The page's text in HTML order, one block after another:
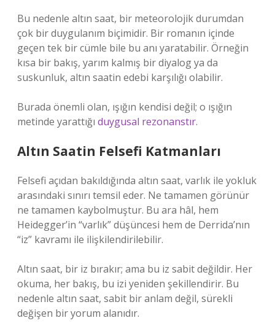
Bu nedenle altın saat, bir meteorolojik durumdan
çok bir duygulanım biçimidir. Bir romanın içinde
geçen tek bir cümle bile bu anı yaratabilir. Örneğin
kısa bir bakış, yarım kalmış bir diyalog ya da
suskunluk, altın saatin edebi karşılığı olabilir.
Burada önemli olan, ışığın kendisi değil; o ışığın
metinde yarattığı duygusal rezonanstır.
Altın Saatin Felsefi Katmanları
Felsefi açıdan bakıldığında altın saat, varlık ile yokluk
arasındaki sınırı temsil eder. Ne tamamen görünür
ne tamamen kaybolmuştur. Bu ara hâl, hem
Heidegger’in “varlık” düşüncesi hem de Derrida’nın
“iz” kavramı ile ilişkilendirilebilir.
Altın saat, bir iz bırakır; ama bu iz sabit değildir. Her
okuma, her bakış, bu izi yeniden şekillendirir. Bu
nedenle altın saat, sabit bir anlam değil, sürekli
değişen bir yorum alanıdır.